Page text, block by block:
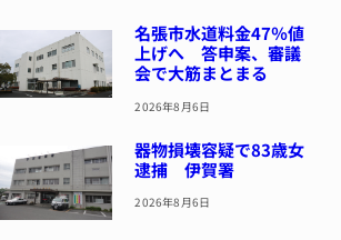
名張市水道料金47％値
上げへ 答申案、審議
会で大筋まとまる
2026年8月6日
器物損壊容疑で83歳女
逮捕 伊賀署
2026年8月6日